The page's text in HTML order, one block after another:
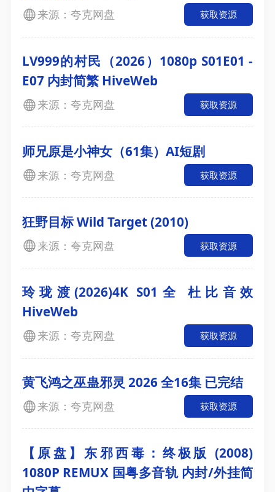
来源：夸克网盘 获取资源
LV999的村民（2026）1080p S01E01 -
E07 内封简繁 HiveWeb
来源：夸克网盘 获取资源
师兄原是小神女（61集）AI短剧
来源：夸克网盘 获取资源
狂野目标 Wild Target (2010)
来源：夸克网盘 获取资源
玲珑渡(2026)4K S01全 杜比音效
HiveWeb
来源：夸克网盘 获取资源
黄飞鸿之巫蛊邪灵 2026 全16集 已完结
来源：夸克网盘 获取资源
【原盘】东邪西毒：终极版 (2008)
1080P REMUX 国粤多音轨 内封/外挂简